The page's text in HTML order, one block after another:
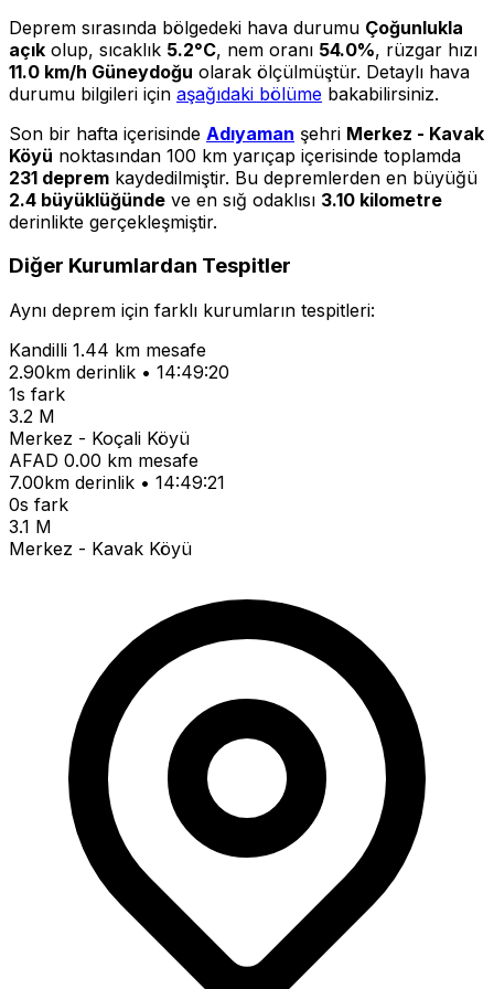
Deprem sırasında bölgedeki hava durumu Çoğunlukla
açık olup, sıcaklık 5.2°C, nem oranı 54.0%, rüzgar hızı
11.0 km/h Güneydoğu olarak ölçülmüştür. Detaylı hava
durumu bilgileri için aşağıdaki bölüme bakabilirsiniz.
Son bir hafta içerisinde Adıyaman şehri Merkez - Kavak
Köyü noktasından 100 km yarıçap içerisinde toplamda
231 deprem kaydedilmiştir. Bu depremlerden en büyüğü
2.4 büyüklüğünde ve en sığ odaklısı 3.10 kilometre
derinlikte gerçekleşmiştir.
Diğer Kurumlardan Tespitler
Aynı deprem için farklı kurumların tespitleri:
Kandilli 1.44 km mesafe
2.90km derinlik • 14:49:20
1s fark
3.2 M
Merkez - Koçali Köyü
AFAD 0.00 km mesafe
7.00km derinlik • 14:49:21
0s fark
3.1 M
Merkez - Kavak Köyü